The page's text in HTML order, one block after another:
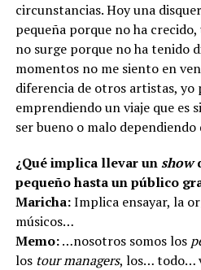
circunstancias. Hoy una
pequeña porque no ha
no surge porque no ha tenido
momentos no me siento en
diferencia de otros artistas, yo
emprendiendo un viaje que es
ser bueno o malo
¿Qué implica llevar unshow
pequeño hasta un público
Maricha:Implica ensayar, la
músicos…
Memo:…nosotros somos los
los tour managers, los… todo…